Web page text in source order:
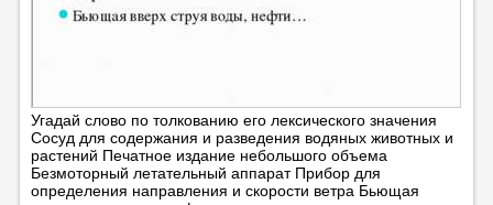
Угадай слово по толкованию его лексического значения
Сосуд для содержания и разведения водяных животных и
растений Печатное издание небольшого объема
Безмоторный летательный аппарат Прибор для
определения направления и скорости ветра Бьющая